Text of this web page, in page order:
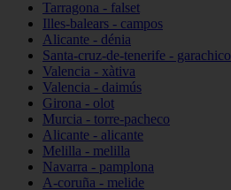
Tarragona - falset
Illes-balears - campos
Alicante - dénia
Santa-cruz-de-tenerife - garachico
Valencia - xàtiva
Valencia - daimús
Girona - olot
Murcia - torre-pacheco
Alicante - alicante
Melilla - melilla
Navarra - pamplona
A-coruña - melide